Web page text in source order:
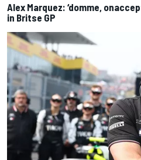
Alex Marquez: ‘domme,
in Britse GP